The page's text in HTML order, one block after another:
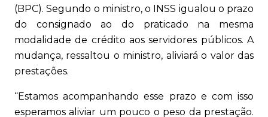
(BPC). Segundo o ministro, o INSS igualou o prazo
do consignado ao do praticado na mesma
modalidade de crédito aos servidores públicos. A
mudança, ressaltou o ministro, aliviará o valor das
prestações.
“Estamos acompanhando esse prazo e com isso
esperamos aliviar um pouco o peso da prestação.